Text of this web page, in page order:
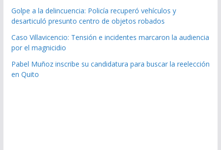
Golpe a la delincuencia: Policía recuperó vehículos y
desarticuló presunto centro de objetos robados
Caso Villavicencio: Tensión e incidentes marcaron la audiencia
por el magnicidio
Pabel Muñoz inscribe su candidatura para buscar la reelección
en Quito